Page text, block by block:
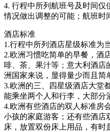
4. 行程中所列航班号及时间
情况做出调整的可能；航班时
酒店标准
1.行程中所列酒店星级标准为
2.欧洲习惯吃简单的早餐，酒
啡、茶、果汁等；意大利酒店
洲国家来说，显得量少而且简
3.欧洲的三、四星级酒店大堂
能乘坐两个人和行李，大部分
4.欧洲有些酒店的双人标准房
小孩的家庭游客；还有些酒店
床，放置双份床上用品，有